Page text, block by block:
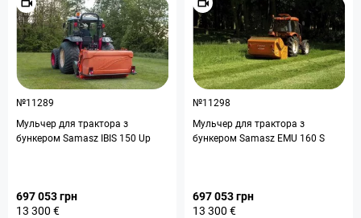
№11289
Мульчер для трактора з
бункером Samasz IBIS 150 Up
697 053 грн
13 300 €
№11298
Мульчер для трактора з
бункером Samasz EMU 160 S
697 053 грн
13 300 €